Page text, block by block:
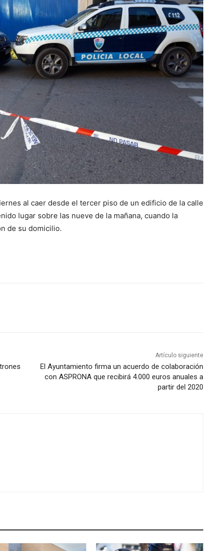
al caer desde el tercer piso de un edificio de la calle
lugar sobre las nueve de la mañana, cuando la
de su domicilio.
Artículo siguiente
El Ayuntamiento firma un acuerdo de colaboración
con ASPRONA que recibirá 4.000 euros anuales a
partir del 2020